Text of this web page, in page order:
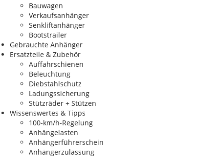
Bauwagen
Verkaufsanhänger
Senkliftanhänger
Bootstrailer
Gebrauchte Anhänger
Ersatzteile & Zubehör
Auffahrschienen
Beleuchtung
Diebstahlschutz
Ladungssicherung
Stützräder + Stützen
Wissenswertes & Tipps
100-km/h-Regelung
Anhängelasten
Anhängerführerschein
Anhängerzulassung